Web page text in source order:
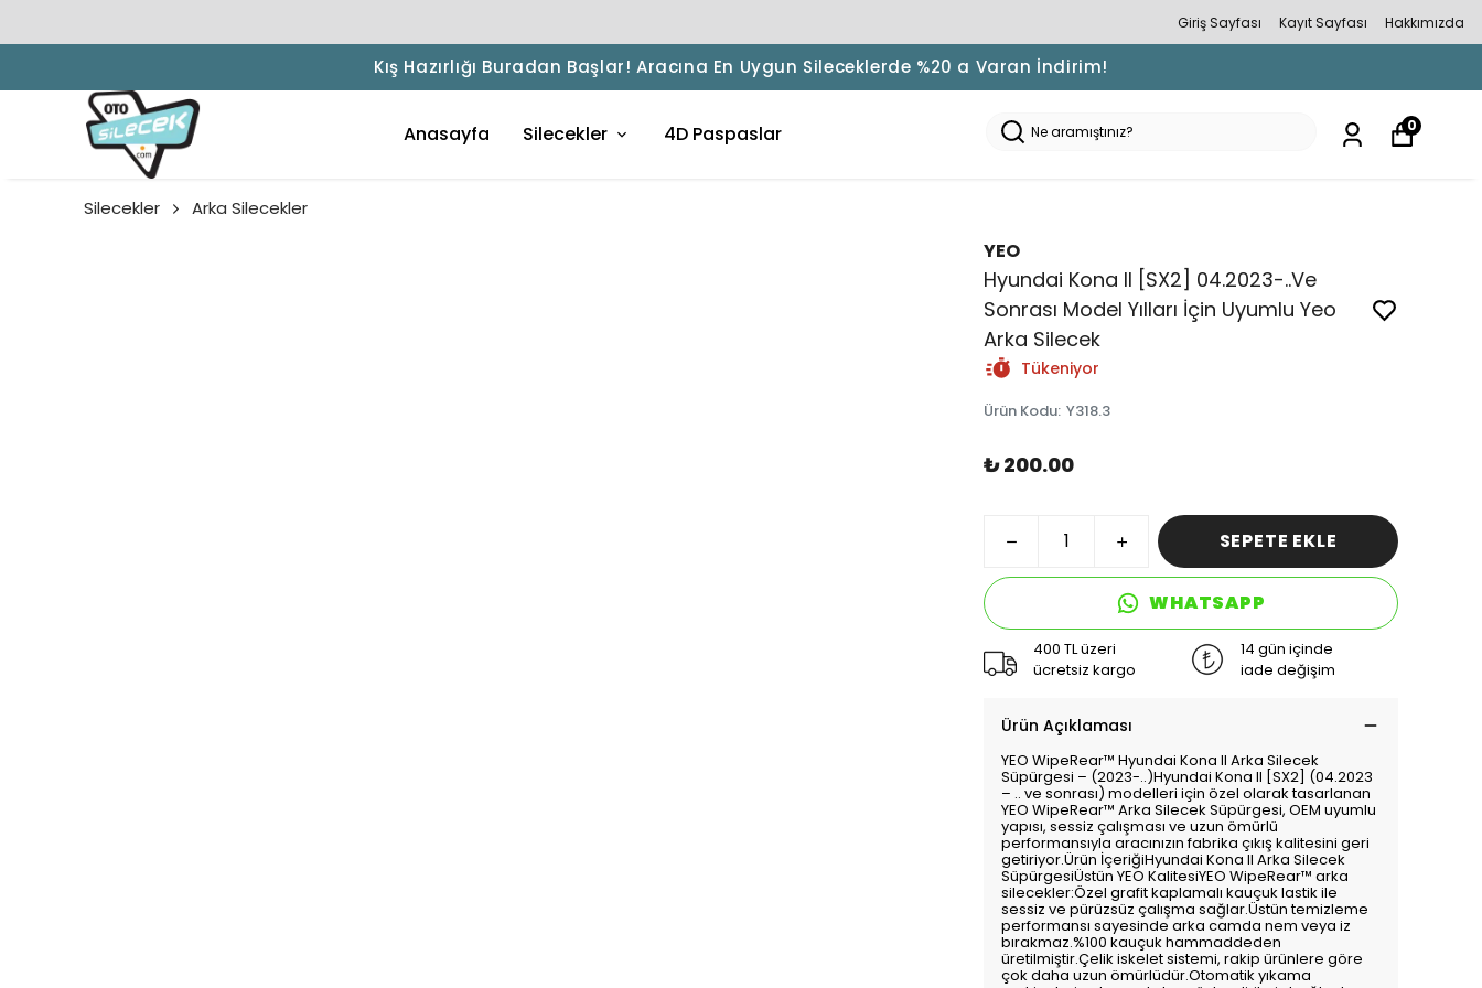
Giriş Sayfası Kayıt Sayfası Hakkımızda
Kış Hazırlığı Buradan Başlar! Aracına En Uygun Sileceklerde %20 a Varan İndirim!
Anasayfa Silecekler 4D Paspaslar 0
Silecekler Arka Silecekler
YEO
Hyundai Kona II [SX2] 04.2023-..Ve
Sonrası Model Yılları İçin Uyumlu Yeo
Arka Silecek
Tükeniyor
Ürün Kodu: Y318.3
₺ 200.00
SEPETE EKLE
WHATSAPP
400 TL üzeri
ücretsiz kargo
14 gün içinde
iade değişim
Ürün Açıklaması
YEO WipeRear™️ Hyundai Kona II Arka Silecek
Süpürgesi – (2023-..)Hyundai Kona II [SX2] (04.2023
– .. ve sonrası) modelleri için özel olarak tasarlanan
YEO WipeRear™️ Arka Silecek Süpürgesi, OEM uyumlu
yapısı, sessiz çalışması ve uzun ömürlü
performansıyla aracınızın fabrika çıkış kalitesini geri
getiriyor.Ürün İçeriğiHyundai Kona II Arka Silecek
SüpürgesiÜstün YEO KalitesiYEO WipeRear™️ arka
silecekler:Özel grafit kaplamalı kauçuk lastik ile
sessiz ve pürüzsüz çalışma sağlar.Üstün temizleme
performansı sayesinde arka camda nem veya iz
bırakmaz.%100 kauçuk hammaddeden
üretilmiştir.Çelik iskelet sistemi, rakip ürünlere göre
çok daha uzun ömürlüdür.Otomatik yıkama